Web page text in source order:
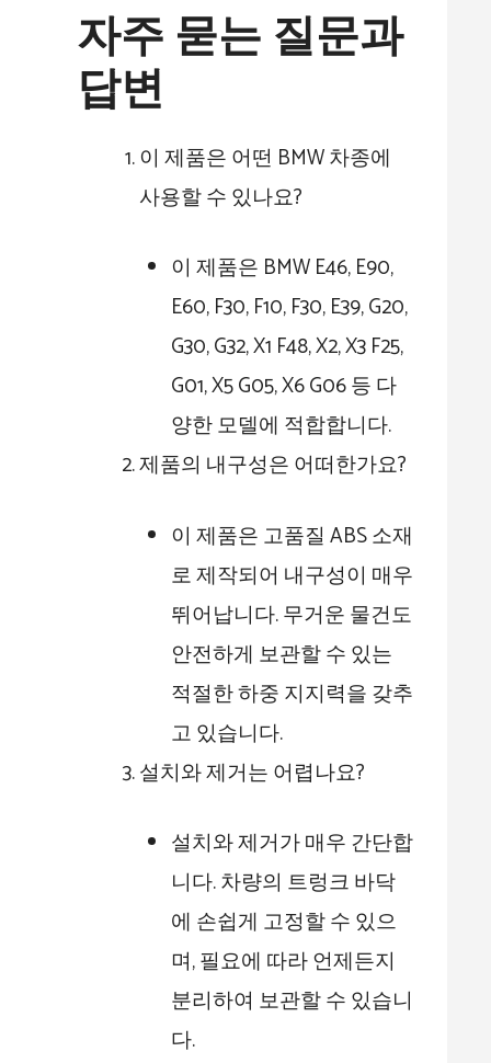
자주 묻는 질문과
답변
이 제품은 어떤 BMW 차종에
사용할 수 있나요?
이 제품은 BMW E46, E90,
E60, F30, F10, F30, E39, G20,
G30, G32, X1 F48, X2, X3 F25,
G01, X5 G05, X6 G06 등 다
양한 모델에 적합합니다.
제품의 내구성은 어떠한가요?
이 제품은 고품질 ABS 소재
로 제작되어 내구성이 매우
뛰어납니다. 무거운 물건도
안전하게 보관할 수 있는
적절한 하중 지지력을 갖추
고 있습니다.
설치와 제거는 어렵나요?
설치와 제거가 매우 간단합
니다. 차량의 트렁크 바닥
에 손쉽게 고정할 수 있으
며, 필요에 따라 언제든지
분리하여 보관할 수 있습니
다.